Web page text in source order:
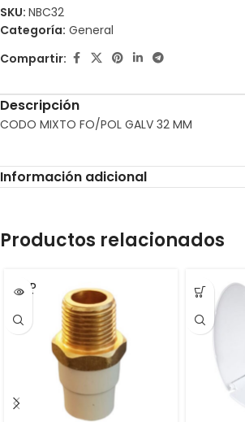
SKU: NBC32
Categoría: General
Compartir:
Descripción
CODO MIXTO FO/POL GALV 32 MM
Información adicional
Productos relacionados
SOLD
OUT